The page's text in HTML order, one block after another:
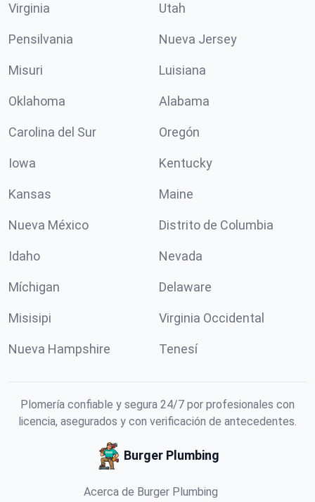
Virginia Utah
Pensilvania Nueva Jersey
Misuri Luisiana
Oklahoma Alabama
Carolina del Sur Oregón
Iowa Kentucky
Kansas Maine
Nueva México Distrito de Columbia
Idaho Nevada
Míchigan Delaware
Misisipi Virginia Occidental
Nueva Hampshire Tenesí
Plomería confiable y segura 24/7 por profesionales con
licencia, asegurados y con verificación de antecedentes.
Burger Plumbing
Acerca de Burger Plumbing